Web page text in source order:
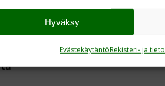
Hyväksy
EvästekäytäntöRekisteri- ja